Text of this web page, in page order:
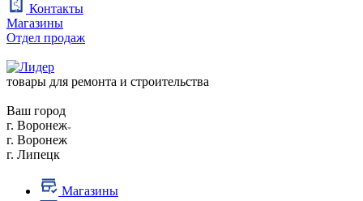
Контакты
Магазины
Отдел продаж
товары для ремонта и строительства
Ваш город
г. Воронеж
г. Воронеж
г. Липецк
Магазины